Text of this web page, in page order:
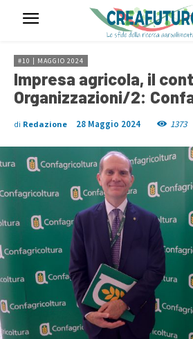
#10 | MAGGIO 2024
Impresa agricola, il
Organizzazioni/2:
di Redazione 28 Maggio 2024 1373